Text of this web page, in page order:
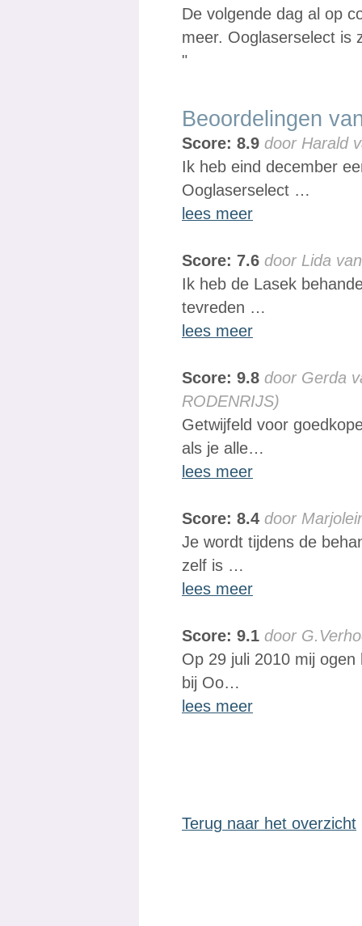
De volgende dag al op
meer. Ooglaserselect is
"
Beoordelingen
Score: 8.9 door Harald
Ik heb eind december
Ooglaserselect …
lees meer
Score: 7.6 door Lida
Ik heb de Lasek
tevreden …
lees meer
Score: 9.8 door Gerda
RODENRIJS)
Getwijfeld voor
als je alle…
lees meer
Score: 8.4 door
Je wordt tijdens de
zelf is …
lees meer
Score: 9.1 door
Op 29 juli 2010 mij
bij Oo…
lees meer
Terug naar het overzicht